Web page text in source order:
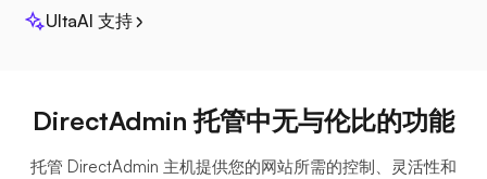
UltaAI 支持
DirectAdmin 托管中无与伦比的功能
托管 DirectAdmin 主机提供您的网站所需的控制、灵活性和